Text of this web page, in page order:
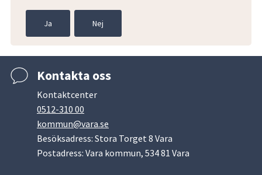
Ja Nej
Kontakta oss
Kontaktcenter
0512-310 00
kommun@vara.se
Besöksadress: Stora Torget 8 Vara
Postadress: Vara kommun, 534 81 Vara